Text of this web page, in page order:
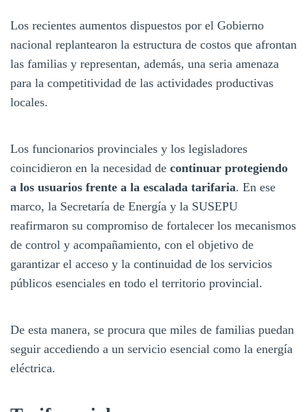
Los recientes aumentos dispuestos por el Gobierno
nacional replantearon la estructura de costos que afrontan
las familias y representan, además, una seria amenaza
para la competitividad de las actividades productivas
locales.
Los funcionarios provinciales y los legisladores
coincidieron en la necesidad de continuar protegiendo
a los usuarios frente a la escalada tarifaria. En ese
marco, la Secretaría de Energía y la SUSEPU
reafirmaron su compromiso de fortalecer los mecanismos
de control y acompañamiento, con el objetivo de
garantizar el acceso y la continuidad de los servicios
públicos esenciales en todo el territorio provincial.
De esta manera, se procura que miles de familias puedan
seguir accediendo a un servicio esencial como la energía
eléctrica.